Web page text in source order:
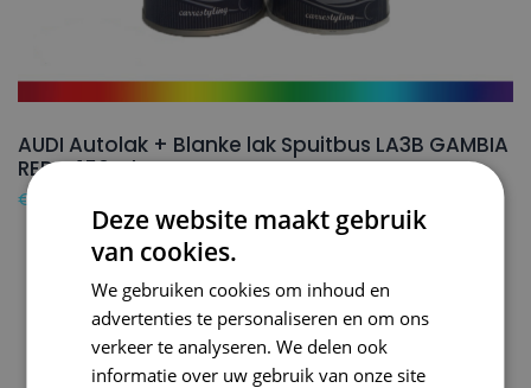
AUDI Autolak + Blanke lak Spuitbus LA3B GAMBIA
RED – 150ml
€
Deze website maakt gebruik
van cookies.
We gebruiken cookies om inhoud en
advertenties te personaliseren en om ons
verkeer te analyseren. We delen ook
informatie over uw gebruik van onze site